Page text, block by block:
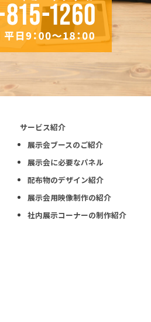
サービス紹介
展示会ブースのご紹介
展示会に必要なパネル
配布物のデザイン紹介
展示会用映像制作の紹介
社内展示コーナーの制作紹介